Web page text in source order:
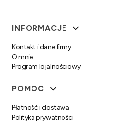
Linki w stopce
INFORMACJE
Kontakt i dane firmy
O mnie
Program lojalnościowy
POMOC
Płatność i dostawa
Polityka prywatności